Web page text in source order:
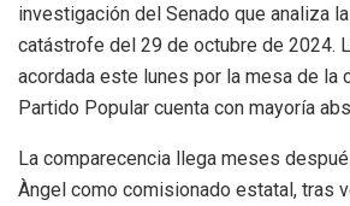
investigación del Senado que analiza
catástrofe del 29 de octubre de 2024.
acordada este lunes por la mesa de la
Partido Popular cuenta con mayoría
La comparecencia llega meses
Àngel como comisionado estatal, tras